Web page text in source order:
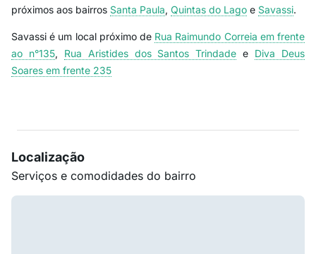
próximos aos bairros Santa Paula, Quintas do Lago e Savassi.
Savassi é um local próximo de Rua Raimundo Correia em frente
ao n°135, Rua Aristides dos Santos Trindade e Diva Deus
Soares em frente 235
Localização
Serviços e comodidades do bairro